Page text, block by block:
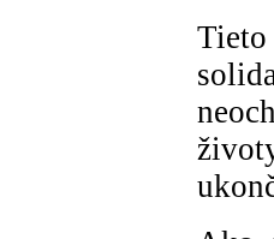
Tieto